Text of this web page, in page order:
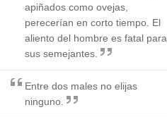
apiñados como ovejas,
perecerían en corto tiempo. El
aliento del hombre es fatal para
sus semejantes.
Entre dos males no elijas
ninguno.